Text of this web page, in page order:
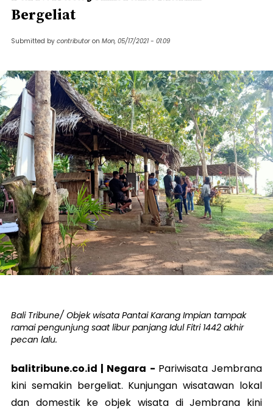
Bergeliat
Submitted by contributor on Mon, 05/17/2021 - 01:09
Bali Tribune/ Objek wisata Pantai Karang Impian tampak
ramai pengunjung saat libur panjang Idul Fitri 1442 akhir
pecan lalu.
balitribune.co.id | Negara - Pariwisata Jembrana
kini semakin bergeliat. Kunjungan wisatawan lokal
dan domestik ke objek wisata di Jembrana kini